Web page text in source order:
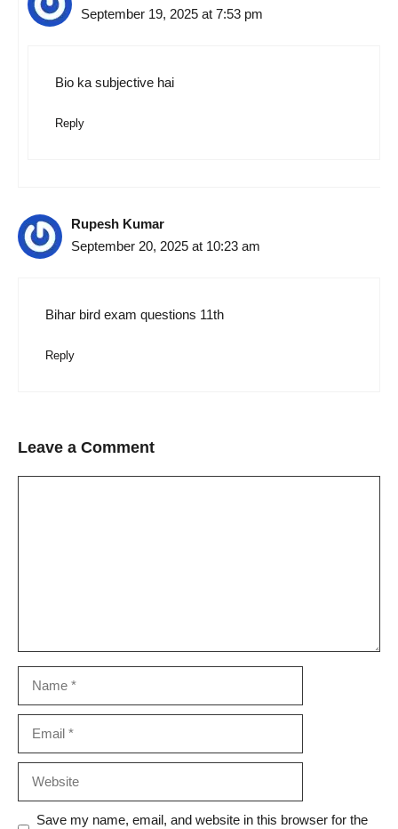
September 19, 2025 at 7:53 pm
Bio ka subjective hai
Reply
Rupesh Kumar
September 20, 2025 at 10:23 am
Bihar bird exam questions 11th
Reply
Leave a Comment
Save my name, email, and website in this browser for the